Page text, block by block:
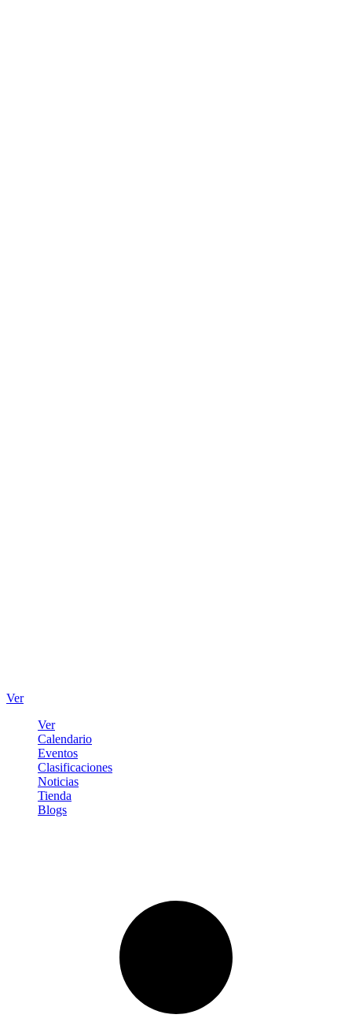
Ver
Ver
Calendario
Eventos
Clasificaciones
Noticias
Tienda
Blogs